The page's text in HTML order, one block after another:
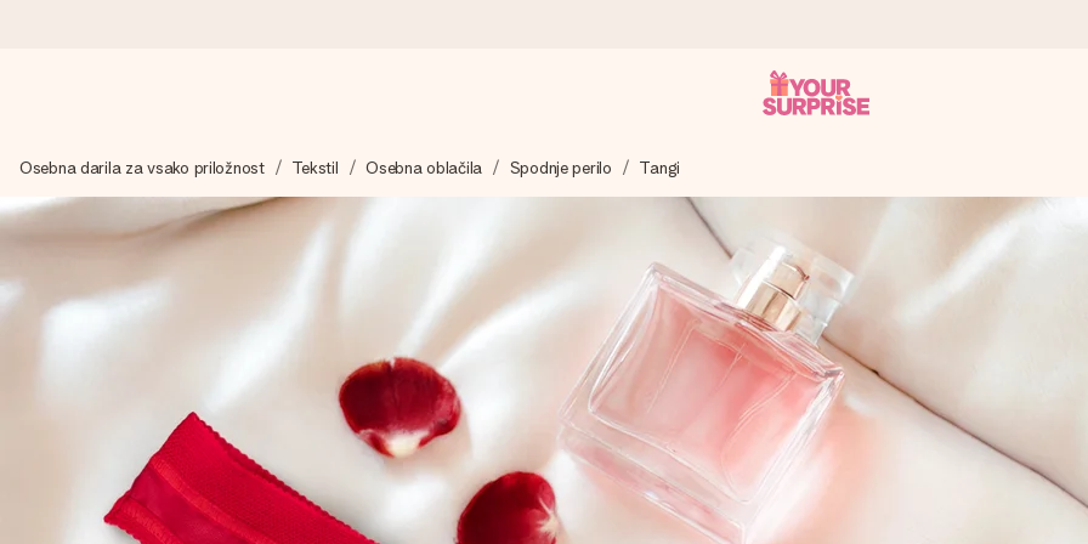
Darilo izdelamo z veliko skrbnostjo in ga hitro pošljemo naprej – da ga lahko podariš natanko takrat, ko je najbolj pomembno.
4,8 (na podlagi +15.000 mnenj)
Naša darila navdihujejo. Stranke nas na Google Reviews ocenjujejo s 4,8.
Brezplačna čestitka
V nekaj preprostih korakih ustvari nekaj edinstvenega – z njenim imenom, tvojo fotografijo ali sporočilom, ki ogreje srce. Brez
Osebna darila za vsako priložnost Tekstil Osebna oblačila Spodnje perilo Tangi